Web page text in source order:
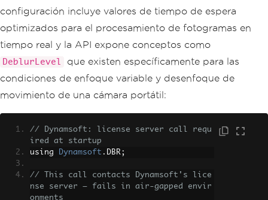
configuración incluye valores de tiempo de espera
optimizados para el procesamiento de fotogramas en
tiempo real y la API expone conceptos como
DeblurLevel
que existen específicamente para las
condiciones de enfoque variable y desenfoque de
movimiento de una cámara portátil:
// Dynamsoft: license server call requ
ired at startup
using
Dynamsoft . DBR;
// This call contacts Dynamsoft's lice
nse server — fails in air-gapped envir
onments